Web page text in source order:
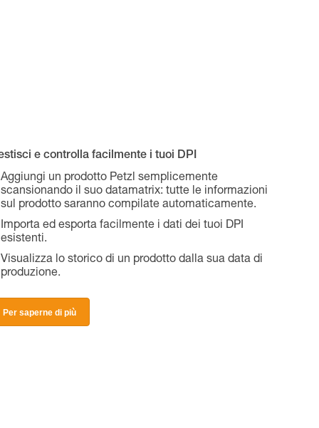
e controlla facilmente i tuoi DPI
Aggiungi un prodotto Petzl semplicemente
scansionando il suo datamatrix: tutte le informazioni
sul prodotto saranno compilate automaticamente.
Importa ed esporta facilmente i dati dei tuoi DPI
esistenti.
Visualizza lo storico di un prodotto dalla sua data di
produzione.
Per saperne di più